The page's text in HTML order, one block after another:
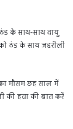
के साथ-साथ वायु
ठंड के साथ जहरीली
मौसम छह साल में
की हवा की बात करें